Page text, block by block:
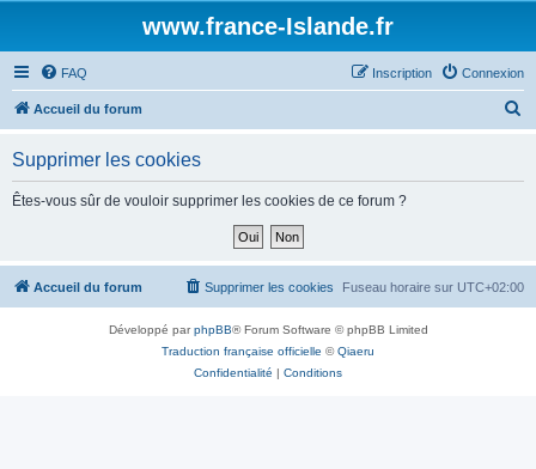
www.france-Islande.fr
FAQ Connexion
Inscription
Accueil du forum
h
Supprimer les cookies
Êtes-vous sûr de vouloir supprimer les cookies de ce forum ?
Accueil du forum Fuseau horaire sur UTC+02:00
Supprimer les cookies
Développé parphpBB® Forum Software © phpBB Limited
Traduction française officielle ©Qiaeru
Confidentialité | Conditions